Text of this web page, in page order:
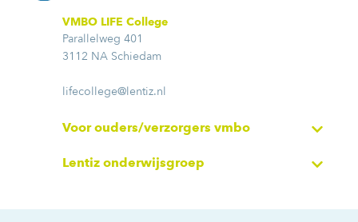
VMBO LIFE College
Parallelweg 401
3112 NA Schiedam
lifecollege@lentiz.nl
Voor ouders/verzorgers vmbo
Lentiz onderwijsgroep